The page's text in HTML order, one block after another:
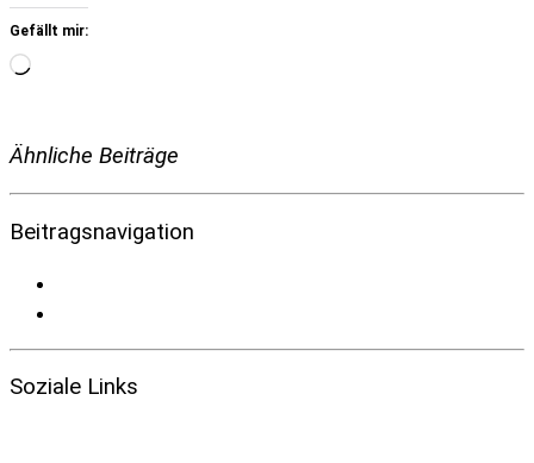
Gefällt mir:
Wird
Ähnliche Beiträge
Beitragsnavigation
Soziale Links